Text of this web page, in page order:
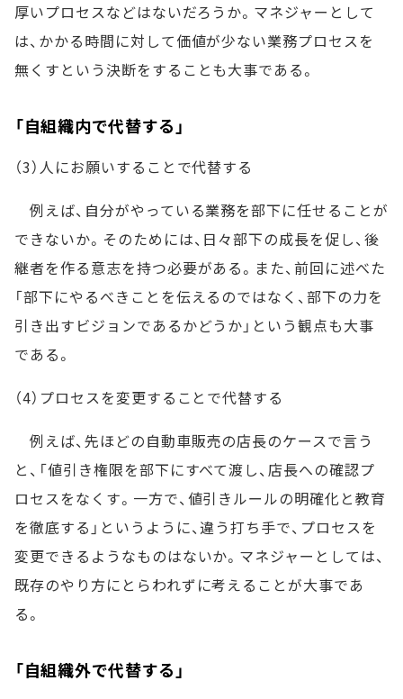
厚いプロセスなどはないだろうか。マネジャーとして
は、かかる時間に対して価値が少ない業務プロセスを
無くすという決断をすることも大事である。
「自組織内で代替する」
（3）人にお願いすることで代替する
例えば、自分がやっている業務を部下に任せることが
できないか。そのためには、日々部下の成長を促し、後
継者を作る意志を持つ必要がある。また、前回に述べた
「部下にやるべきことを伝えるのではなく、部下の力を
引き出すビジョンであるかどうか」という観点も大事
である。
（4）プロセスを変更することで代替する
例えば、先ほどの自動車販売の店長のケースで言う
と、「値引き権限を部下にすべて渡し、店長への確認プ
ロセスをなくす。一方で、値引きルールの明確化と教育
を徹底する」というように、違う打ち手で、プロセスを
変更できるようなものはないか。マネジャーとしては、
既存のやり方にとらわれずに考えることが大事であ
る。
「自組織外で代替する」